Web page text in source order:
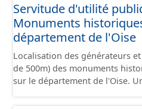
fonctionnels (regard, station,
vanne, décharge, dessableur,
Servitude d'utilité
Monuments
département de l'Oise
Localisation des générateurs
de 500m) des monuments
sur le département de l'Oise.